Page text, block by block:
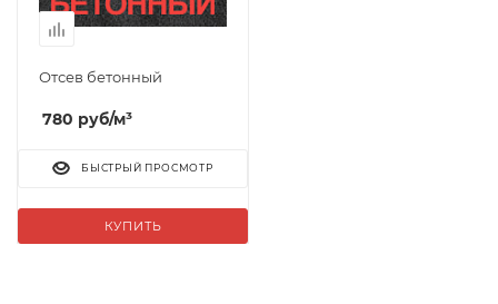
Отсев бетонный
780 руб/м³
КУПИТЬ
БЫСТРЫЙ ПРОСМОТР